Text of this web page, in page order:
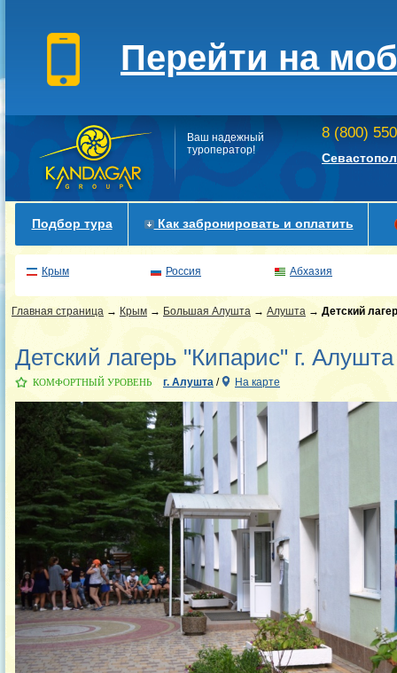
Перейти на
Ваш надежный
туроператор!
8 (800)
Подбор тура Как забронировать и оплатить
Крым Россия Абхазия
Главная страница → Крым → Большая Алушта → Алушта → Детский
Детский лагерь "Кипарис" г. Алушта
КОМФОРТНЫЙ УРОВЕНЬ г. Алушта / На карте